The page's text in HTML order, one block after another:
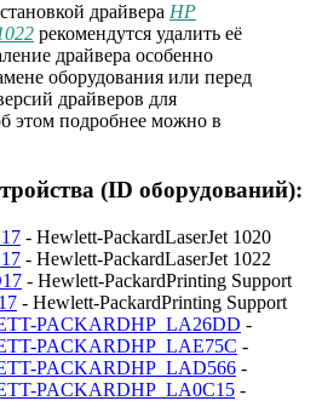
драйвера HP
рекомендутся удалить её
драйвера особенно
оборудования или перед
драйверов для
этом подробнее можно в
(ID оборудований):
- Hewlett-PackardLaserJet 1020
- Hewlett-PackardLaserJet 1022
- Hewlett-PackardPrinting Support
- Hewlett-PackardPrinting Support
PACKARDHP_LA26DD -
PACKARDHP_LAE75C -
PACKARDHP_LAD566 -
PACKARDHP_LA0C15 -